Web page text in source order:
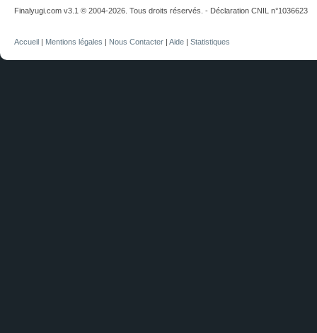
Finalyugi.com v3.1 © 2004-2026. Tous droits réservés. - Déclaration CNIL n°1036623
Accueil | Mentions légales | Nous Contacter | Aide | Statistiques